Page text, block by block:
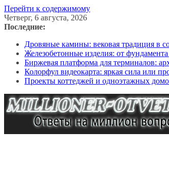
Перейти к содержимому
Четверг, 6 августа, 2026
Последние:
Дровяные камины: вековая традиция в
Железобетонные изделия: от
Биржевая платформа для терминалов:
Колорфул видеокарта: яркая сила или
Проекты коттеджей и одноэтажных